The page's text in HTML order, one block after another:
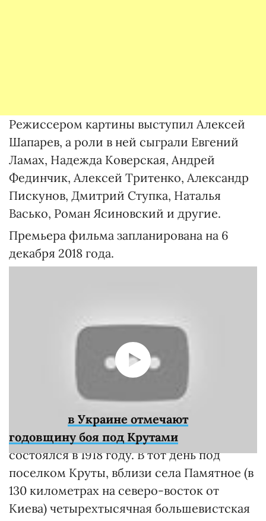
Режиссером картины выступил Алексей
Шапарев, а роли в ней сыграли Евгений
Ламах, Надежда Коверская, Андрей
Фединчик, Алексей Тритенко, Александр
Пискунов, Дмитрий Ступка, Наталья
Васько, Роман Ясиновский и другие.
Премьера фильма запланирована на 6
декабря 2018 года.
в Украине отмечают
годовщину боя под Крутами
состоялся в 1918 году. В тот день под
поселком Круты, вблизи села Памятное (в
130 километрах на северо-восток от
Киева) четырехтысячная большевистская